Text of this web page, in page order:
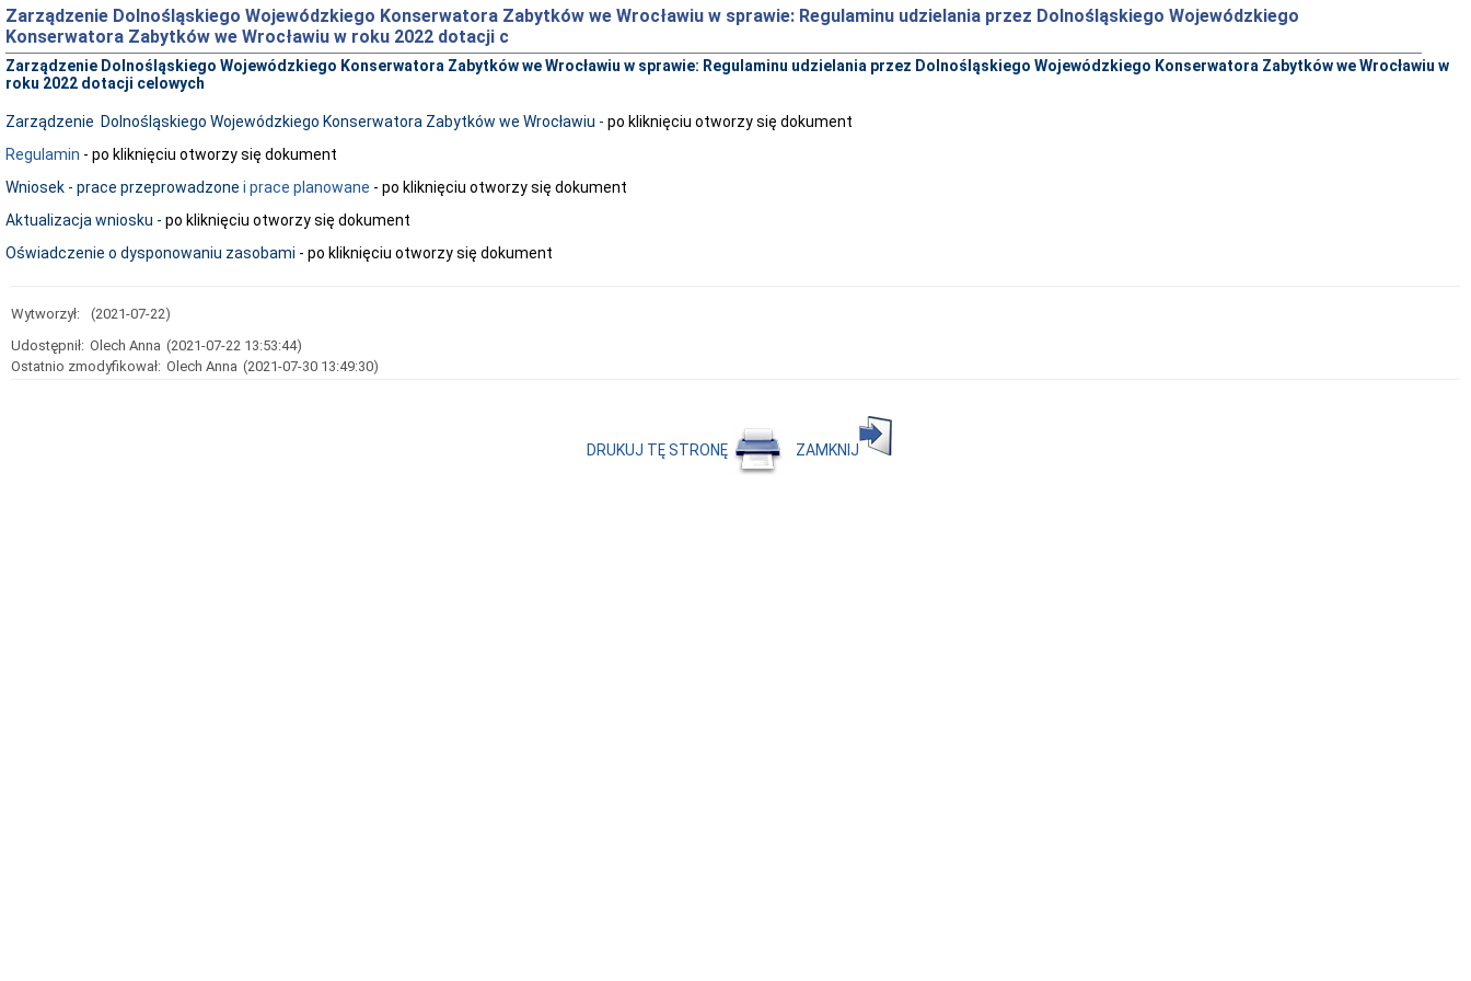
Zarządzenie Dolnośląskiego Wojewódzkiego Konserwatora Zabytków we Wrocławiu w sprawie: Regulaminu udzielania przez Dolnośląskiego Wojewódzkiego
Konserwatora Zabytków we Wrocławiu w roku 2022 dotacji c
Zarządzenie Dolnośląskiego Wojewódzkiego Konserwatora Zabytków we Wrocławiu w sprawie: Regulaminu udzielania przez Dolnośląskiego Wojewódzkiego Konserwatora Zabytków we Wrocławiu w
roku 2022 dotacji celowych
Zarządzenie Dolnośląskiego Wojewódzkiego Konserwatora Zabytków we Wrocławiu - po kliknięciu otworzy się dokument
Regulamin - po kliknięciu otworzy się dokument
Wniosek - prace przeprowadzone i prace planowane - po kliknięciu otworzy się dokument
Aktualizacja wniosku - po kliknięciu otworzy się dokument
Oświadczenie o dysponowaniu zasobami - po kliknięciu otworzy się dokument
Wytworzył:
(2021-07-22)
Udostępnił: Olech Anna (2021-07-22 13:53:44)
Ostatnio zmodyfikował: Olech Anna (2021-07-30 13:49:30)
DRUKUJ TĘ STRONĘ ZAMKNIJ